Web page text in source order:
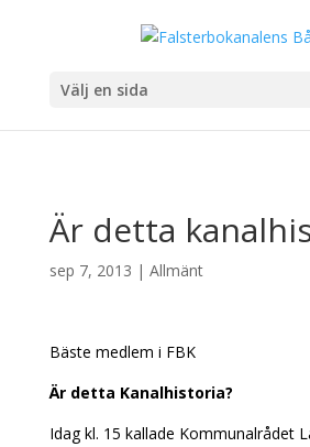
Välj en sida
Är detta
sep 7, 2013 | Allmänt
Bäste medlem i FBK
Är detta Kanalhistoria?
Idag kl. 15 kallade Kommunalrådet